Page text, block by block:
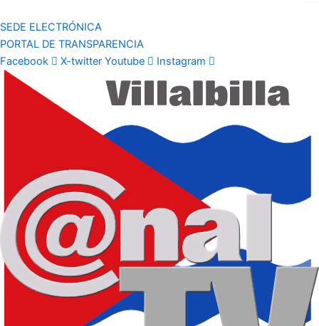
SEDE ELECTRÓNICA
PORTAL DE TRANSPARENCIA
Facebook
X-twitter Youtube Instagram